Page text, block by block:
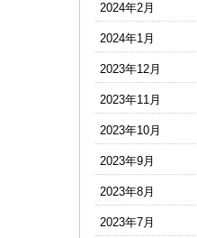
2024年2月
2024年1月
2023年12月
2023年11月
2023年10月
2023年9月
2023年8月
2023年7月